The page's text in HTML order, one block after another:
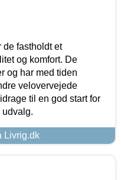
de fastholdt et
og komfort. De
og har med tiden
velovervejede
til en god start for
udvalg.
Livrig.dk